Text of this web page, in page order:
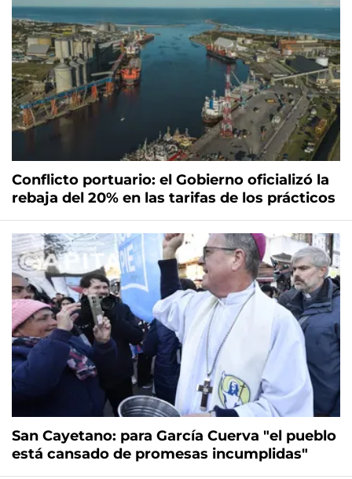
Conflicto portuario: el Gobierno oficializó la
rebaja del 20% en las tarifas de los prácticos
San Cayetano: para García Cuerva "el pueblo
está cansado de promesas incumplidas"